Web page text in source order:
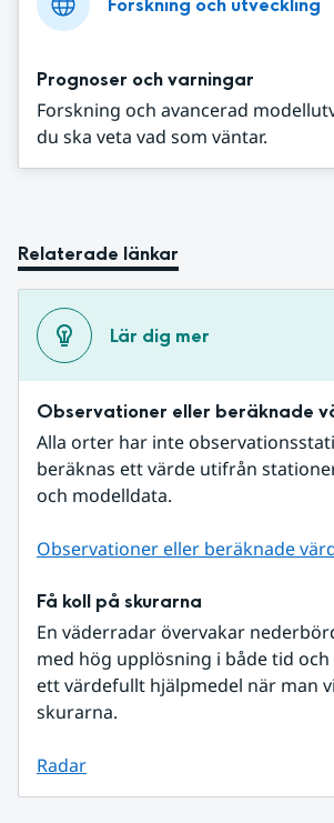
Prognoser och varningar
Forskning och avancerad
du ska veta vad som väntar.
Relaterade länkar
Lär dig mer
Observationer eller beräknade
Alla orter har inte
beräknas ett värde utifrån
och modelldata.
Observationer eller beräknade
Få koll på skurarna
En väderradar övervakar
med hög upplösning i både tid
ett värdefullt hjälpmedel när man
skurarna.
Radar